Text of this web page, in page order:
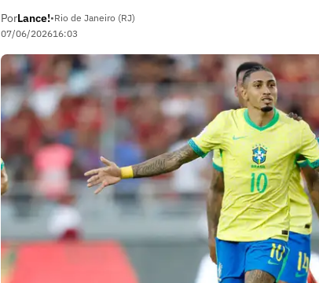
PorLance!•Rio de Janeiro (RJ)
07/06/202616:03